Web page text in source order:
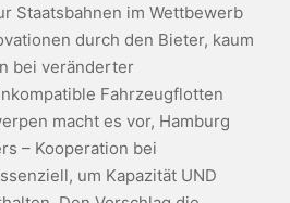
Staatsbahnen im Wettbewerb
durch den Bieter, kaum
bei veränderter
Fahrzeugflotten
macht es vor, Hamburg
– Kooperation bei
um Kapazität UND